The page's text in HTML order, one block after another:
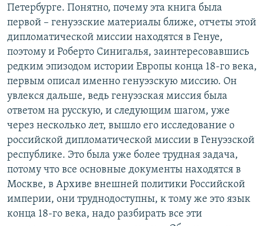
Петербурге. Понятно, почему эта книга была
первой – генуэзские материалы ближе, отчеты этой
дипломатической миссии находятся в Генуе,
поэтому и Роберто Синигалья, заинтересовавшись
редким эпизодом истории Европы конца 18-го века,
первым описал именно генуэзскую миссию. Он
увлекся дальше, ведь генуэзская миссия была
ответом на русскую, и следующим шагом, уже
через несколько лет, вышло его исследование о
российской дипломатической миссии в Генуэзской
республике. Это была уже более трудная задача,
потому что все основные документы находятся в
Москве, в Архиве внешней политики Российской
империи, они труднодоступны, к тому же это язык
конца 18-го века, надо разбирать все эти